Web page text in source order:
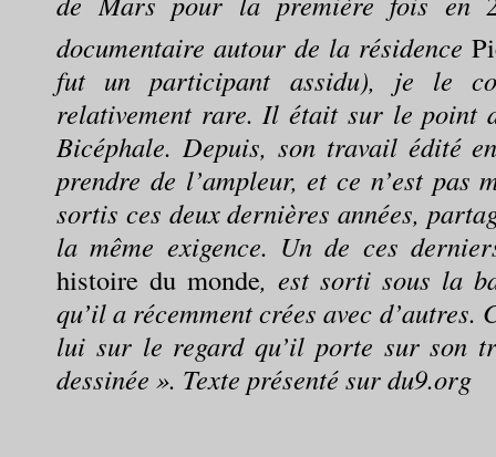
documentaire autour de la résidence
fut un participant assidu), je le
relativement rare. Il était sur le point
Bicéphale. Depuis, son travail édité
prendre de l’ampleur, et ce n’est pas
sortis ces deux dernières années,
la même exigence. Un de ces
histoire du monde, est sorti sous la
qu’il a récemment crées avec d’autres.
lui sur le regard qu’il porte sur son
dessinée ». Texte présenté sur du9.org